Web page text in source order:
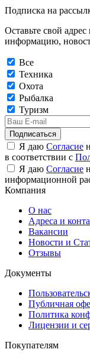
Подписка на
Оставьте свой
информацию,
Все
Техника
Охота
Рыбалка
Туризм
Подписаться
Я даю Согласие
в соответствии с
Я даю Согласие
информационной
Компания
О нас
Адреса и
Вакансии
Новости и
Отзывы
Документы
Публичная
Политика
Лицензии и
Покупателям